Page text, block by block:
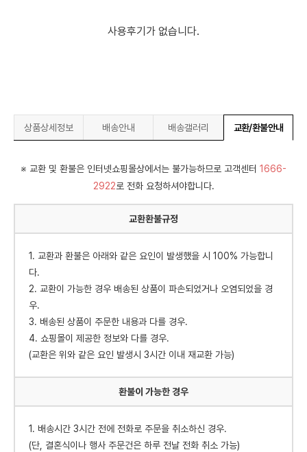
사용후기가 없습니다.
상품상세정보 배송안내 배송갤러리 교환/환불안내
※ 교환 및 환불은 인터넷쇼핑몰상에서는 불가능하므로 고객센터 1666-
2922로 전화 요청하셔야합니다.
교환환불규정
1. 교환과 환불은 아래와 같은 요인이 발생했을 시 100% 가능합니
다.
2. 교환이 가능한 경우 배송된 상품이 파손되었거나 오염되었을 경
우.
3. 배송된 상품이 주문한 내용과 다를 경우.
4. 쇼핑몰이 제공한 정보와 다를 경우.
(교환은 위와 같은 요인 발생시 3시간 이내 재교환 가능)
환불이 가능한 경우
1. 배송시간 3시간 전에 전화로 주문을 취소하신 경우.
(단, 결혼식이나 행사 주문건은 하루 전날 전화 취소 가능)